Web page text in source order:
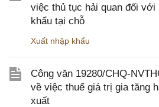
việc thủ tục hải quan đối với
khẩu tại chỗ
Xuất nhập khẩu
Công văn 19280/CHQ-
về việc thuế giá trị gia tăng
xuất